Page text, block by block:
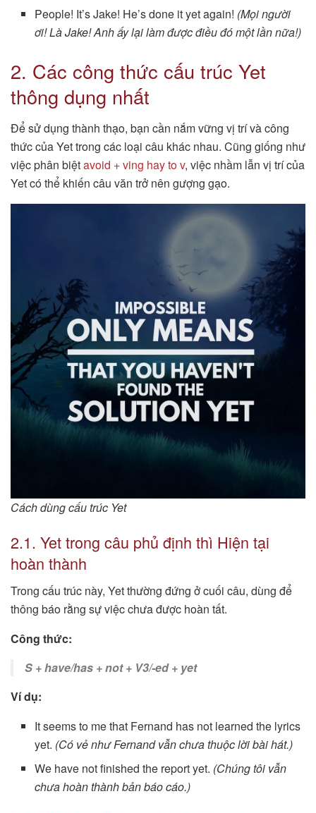
People! It’s Jake! He’s done it yet again! (Mọi người
ơi! Là Jake! Anh ấy lại làm được điều đó một lần nữa!)
2. Các công thức cấu trúc Yet
thông dụng nhất
Để sử dụng thành thạo, bạn cần nắm vững vị trí và công
thức của Yet trong các loại câu khác nhau. Cũng giống như
việc phân biệtavoid + ving hay to v, việc nhầm lẫn vị trí của
Yet có thể khiến câu văn trở nên gượng gạo.
Cách dùng cấu trúc Yet
2.1. Yet trong câu phủ định thì Hiện tại
hoàn thành
Trong cấu trúc này, Yet thường đứng ở cuối câu, dùng để
thông báo rằng sự việc chưa được hoàn tất.
Công thức:
S + have/has + not + V3/-ed + yet
Ví dụ:
It seems to me that Fernand has not learned the lyrics
yet. (Có vẻ như Fernand vẫn chưa thuộc lời bài hát.)
We have not finished the report yet. (Chúng tôi vẫn
chưa hoàn thành bản báo cáo.)